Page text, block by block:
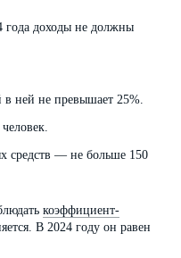
года доходы не должны
в ней не превышает 25%.
средств — не больше 150
коэффициент-
В 2024 году он равен